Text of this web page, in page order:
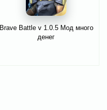
Brave Battle v 1.0.5 Мод много
денег